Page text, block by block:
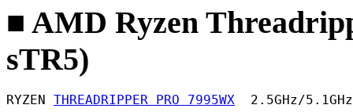
■ AMD Ryzen
sTR5)
RYZEN THREADRIPPER PRO 7995WX
2.5GHz/